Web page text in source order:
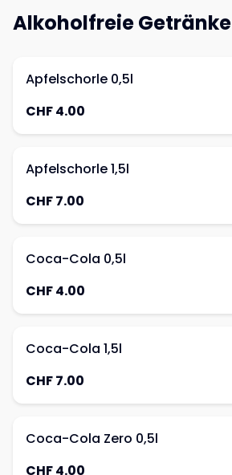
Alkoholfreie Getränke
Apfelschorle 0,5l
CHF 4.00
Apfelschorle 1,5l
CHF 7.00
Coca-Cola 0,5l
CHF 4.00
Coca-Cola 1,5l
CHF 7.00
Coca-Cola Zero 0,5l
CHF 4.00